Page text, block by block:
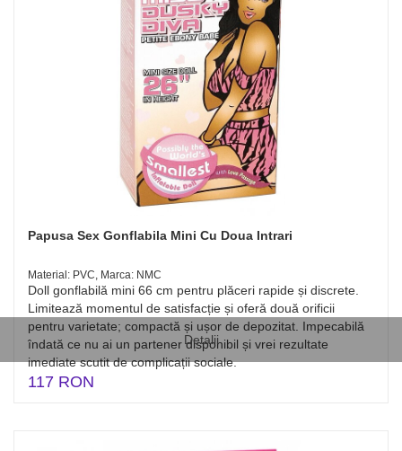
Detalii
Papusa Sex Gonflabila Mini Cu Doua Intrari
Material: PVC, Marca: NMC
Doll gonflabilă mini 66 cm pentru plăceri rapide și discrete.
Limitează momentul de satisfacție și oferă două orificii
pentru varietate; compactă și ușor de depozitat. Impecabilă
îndată ce nu ai un partener disponibil și vrei rezultate
imediate scutit de complicații sociale.
117 RON